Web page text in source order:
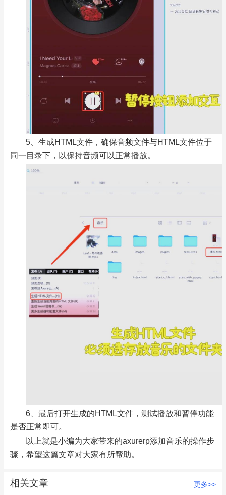
5、生成HTML文件，确保音频文件与HTML文件位于
同一目录下，以保持音频可以正常播放。
6、最后打开生成的HTML文件，测试播放和暂停功能
是否正常即可。
以上就是小编为大家带来的axurerp添加音乐的操作步
骤，希望这篇文章对大家有所帮助。
相关文章
更多>>